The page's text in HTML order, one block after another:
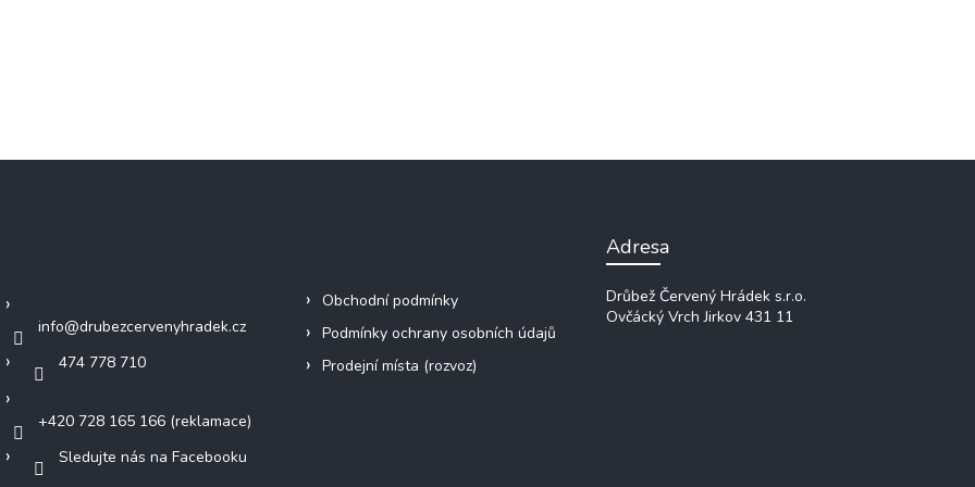
info@drubezcervenyhradek.cz
474 778 710
+420 728 165 166 (reklamace)
Sledujte nás na Facebooku
Obchodní podmínky
Podmínky ochrany osobních údajů
Prodejní místa (rozvoz)
Adresa
Drůbež Červený Hrádek s.r.o.
Ovčácký Vrch Jirkov 431 11